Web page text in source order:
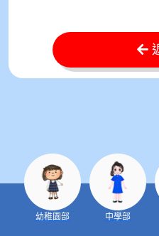
幼稚園部 中學部